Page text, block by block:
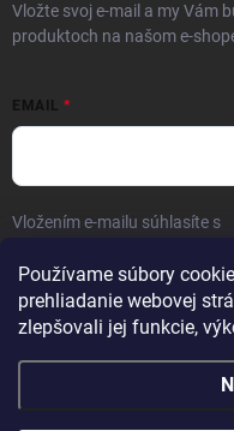
Používame súbory
prehliadanie webovej
zlepšovali jej funkcie,
Vložte svoj e-mail a my Vám
produktoch na našom e-
EMAIL
Vložením e-mailu súhlasíte s
Prihlásiť sa